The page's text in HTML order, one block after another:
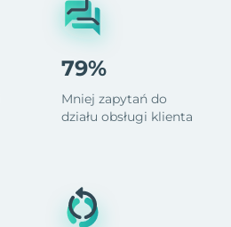
79%
Mniej zapytań do
działu obsługi klienta